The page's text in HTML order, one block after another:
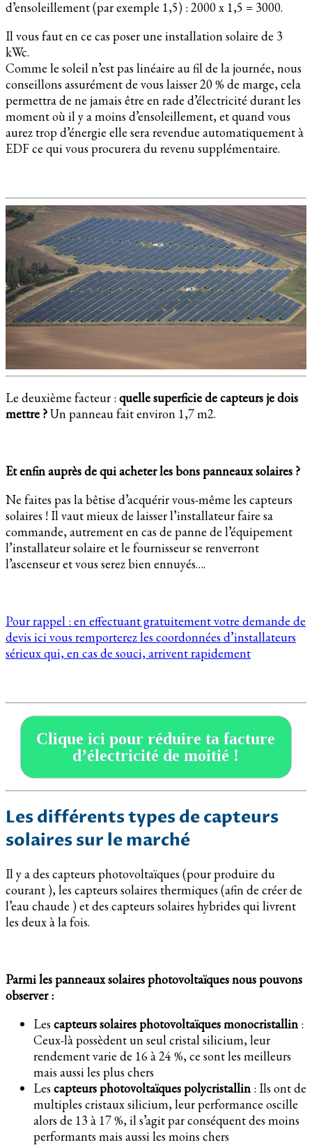
d’ensoleillement (par exemple 1,5) : 2000 x 1,5 = 3000.
Il vous faut en ce cas poser une installation solaire de 3
kWc.
Comme le soleil n’est pas linéaire au fil de la journée, nous
conseillons assurément de vous laisser 20 % de marge, cela
permettra de ne jamais être en rade d’électricité durant les
moment où il y a moins d’ensoleillement, et quand vous
aurez trop d’énergie elle sera revendue automatiquement à
EDF ce qui vous procurera du revenu supplémentaire.
Le deuxième facteur : quelle superficie de capteurs je dois
mettre ?Un panneau fait environ 1,7 m2.
Et enfin auprès de qui acheter les bons panneaux solaires ?
Ne faites pas la bêtise d’acquérir vous-même les capteurs
solaires ! Il vaut mieux de laisser l’installateur faire sa
commande, autrement en cas de panne de l’équipement
l’installateur solaire et le fournisseur se renverront
l’ascenseur et vous serez bien ennuyés….
Pour rappel : en effectuant gratuitement votre demande de
devis ici vous remporterez les coordonnées d’installateurs
sérieux qui, en cas de souci, arrivent rapidement
Clique ici pour réduire ta facture
d’électricité de moitié !
Les différents types de capteurs
solaires sur le marché
Il y a des capteurs photovoltaïques (pour produire du
courant ), les capteurs solaires thermiques (afin de créer de
l’eau chaude ) et des capteurs solaires hybrides qui livrent
les deux à la fois.
Parmi les panneaux solaires photovoltaïques nous pouvons
observer :
Les capteurs solaires photovoltaïques monocristallin :
Ceux-là possèdent un seul cristal silicium, leur
rendement varie de 16 à 24 %, ce sont les meilleurs
mais aussi les plus chers
Les capteurs photovoltaïques polycristallin : Ils ont de
multiples cristaux silicium, leur performance oscille
alors de 13 à 17 %, il s’agit par conséquent des moins
performants mais aussi les moins chers